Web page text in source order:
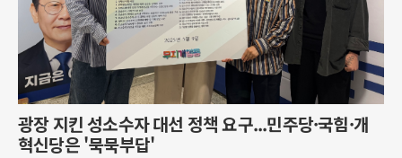
광장 지킨 성소수자 대선 정책 요구...민주당·국힘·개
혁신당은 '묵묵부답'